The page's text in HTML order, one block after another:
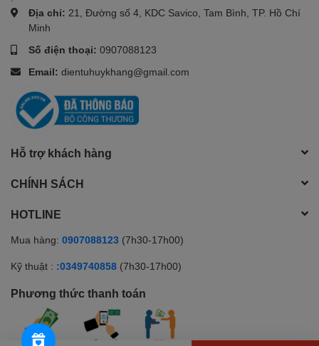
Địa chỉ: 21, Đường số 4, KDC Savico, Tam Bình, TP. Hồ Chí
Minh
Số điện thoại: 0907088123
Email: dientuhuykhang@gmail.com
Hỗ trợ khách hàng
CHÍNH SÁCH
HOTLINE
Mua hàng: 0907088123 (7h30-17h00)
Kỹ thuật : :0349740858 (7h30-17h00)
Phương thức thanh toán